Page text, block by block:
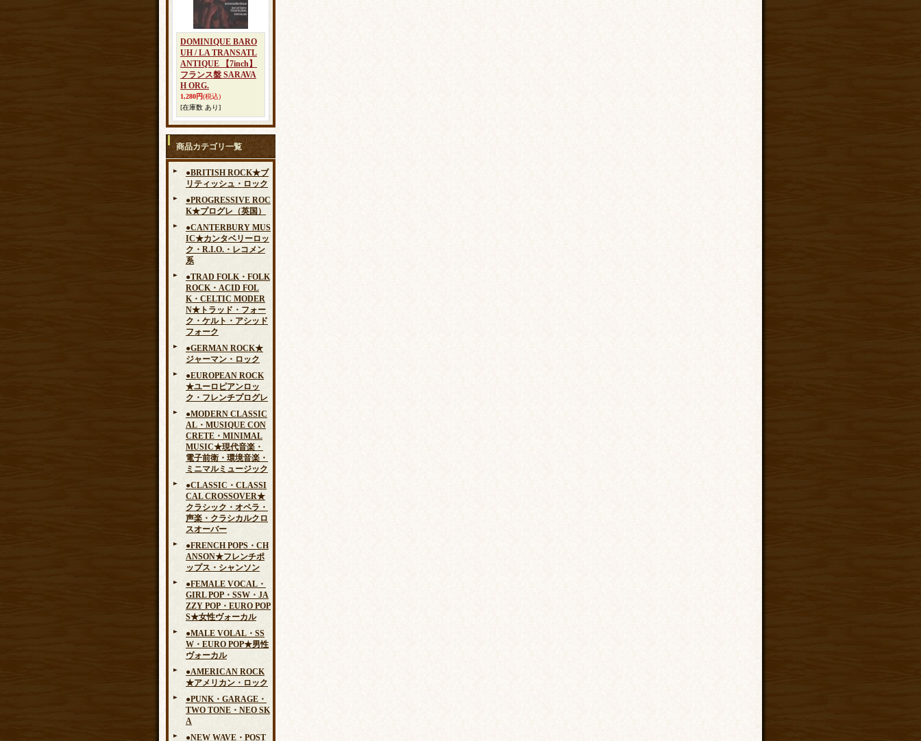
DOMINIQUE BARO
UH / LA TRANSATL
ANTIQUE 【7inch】
フランス盤 SARAVA
H ORG.
1,280円(税込)
[在庫数 あり]
商品カテゴリ一覧
●BRITISH ROCK★ブ
リティッシュ・ロック
●PROGRESSIVE ROC
K★プログレ（英国）
●CANTERBURY MUS
IC★カンタベリーロッ
ク・R.I.O.・レコメン
系
●TRAD FOLK・FOLK
ROCK・ACID FOL
K・CELTIC MODER
N★トラッド・フォー
ク・ケルト・アシッド
フォーク
●GERMAN ROCK★
ジャーマン・ロック
●EUROPEAN ROCK
★ユーロピアンロッ
ク・フレンチプログレ
●MODERN CLASSIC
AL・MUSIQUE CON
CRETE・MINIMAL
MUSIC★現代音楽・
電子前衛・環境音楽・
ミニマルミュージック
●CLASSIC・CLASSI
CAL CROSSOVER★
クラシック・オペラ・
声楽・クラシカルクロ
スオーバー
●FRENCH POPS・CH
ANSON★フレンチポ
ップス・シャンソン
●FEMALE VOCAL・
GIRL POP・SSW・JA
ZZY POP・EURO POP
S★女性ヴォーカル
●MALE VOLAL・SS
W・EURO POP★男性
ヴォーカル
●AMERICAN ROCK
★アメリカン・ロック
●PUNK・GARAGE・
TWO TONE・NEO SK
A
●NEW WAVE・POST